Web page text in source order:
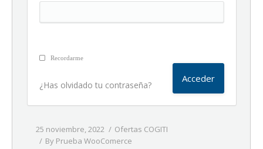
Recordarme
¿Has olvidado tu contraseña?
25 noviembre, 2022
Ofertas COGITI
By Prueba WooComerce